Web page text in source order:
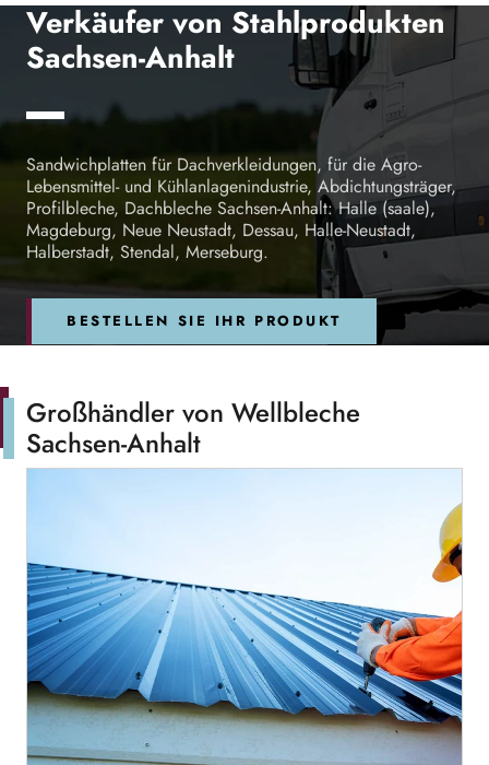
Verkäufer von Stahlprodukten
Sachsen-Anhalt
Sandwichplatten für Dachverkleidungen, für die Agro-
Lebensmittel- und Kühlanlagenindustrie, Abdichtungsträger,
Profilbleche, Dachbleche Sachsen-Anhalt: Halle (saale),
Magdeburg, Neue Neustadt, Dessau, Halle-Neustadt,
Halberstadt, Stendal, Merseburg.
BESTELLEN SIE IHR PRODUKT
Großhändler von Wellbleche
Sachsen-Anhalt